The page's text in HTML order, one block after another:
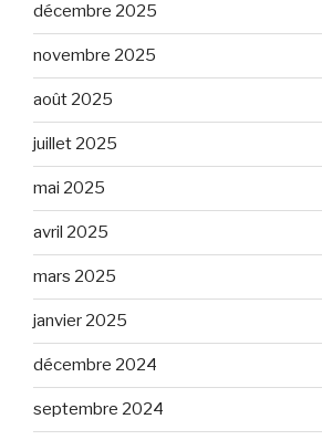
décembre 2025
novembre 2025
août 2025
juillet 2025
mai 2025
avril 2025
mars 2025
janvier 2025
décembre 2024
septembre 2024